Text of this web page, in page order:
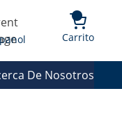
Language Carrito{0}
De Nosotros